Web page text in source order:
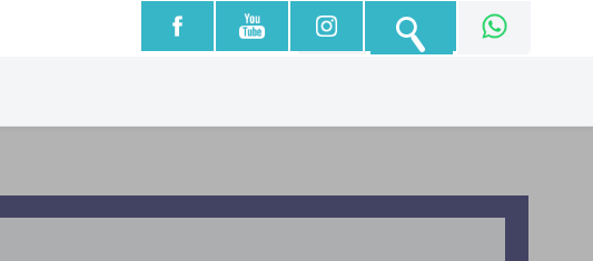
עברית English العربية